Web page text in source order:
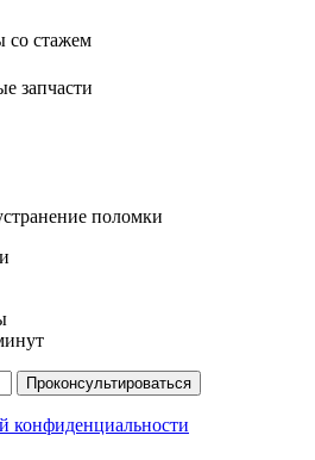
со стажем
запчасти
поломки
Проконсультироваться
конфиденциальности